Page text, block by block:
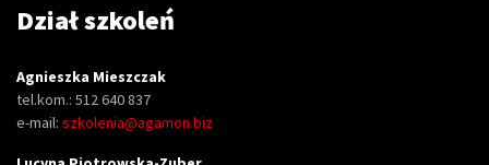
Dział szkoleń
Agnieszka Mieszczak
tel.kom.: 512 640 837
e-mail: szkolenia@agamon.biz